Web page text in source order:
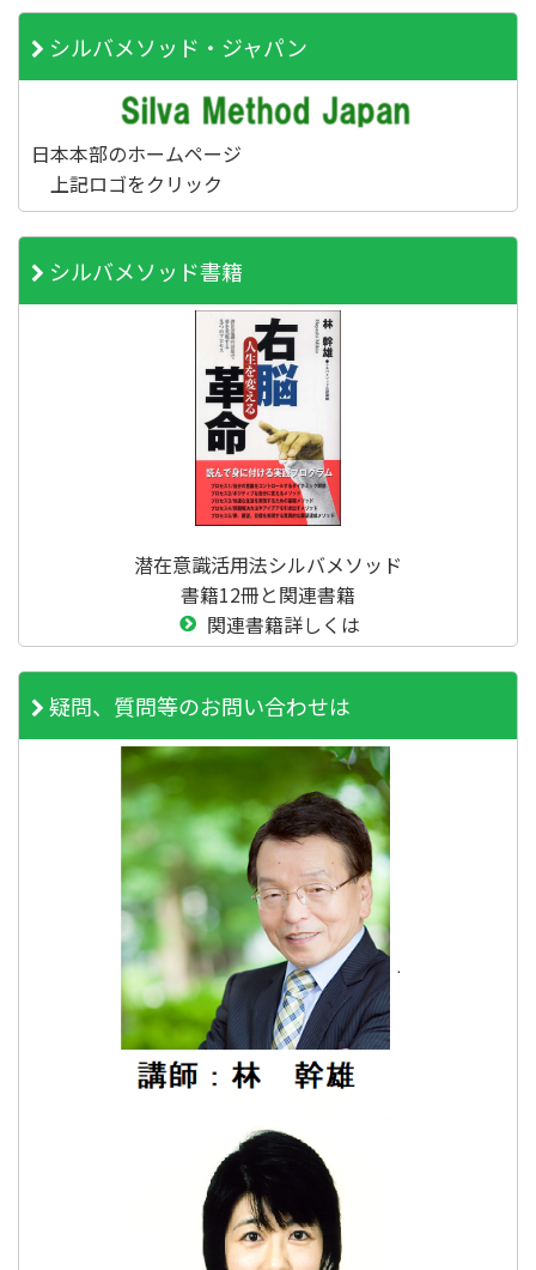
シルバメソッド・ジャパン
日本本部のホームページ
上記ロゴをクリック
シルバメソッド書籍
潜在意識活用法シルバメソッド
書籍12冊と関連書籍
関連書籍詳しくは
疑問、質問等のお問い合わせは